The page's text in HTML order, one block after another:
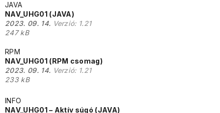
JAVA
NAV_UHG01 (JAVA)
2023. 09. 14. Verzió: 1.21
247 kB
RPM
NAV_UHG01 (RPM csomag)
2023. 09. 14. Verzió: 1.21
233 kB
INFO
NAV_UHG01 – Aktív súgó (JAVA)